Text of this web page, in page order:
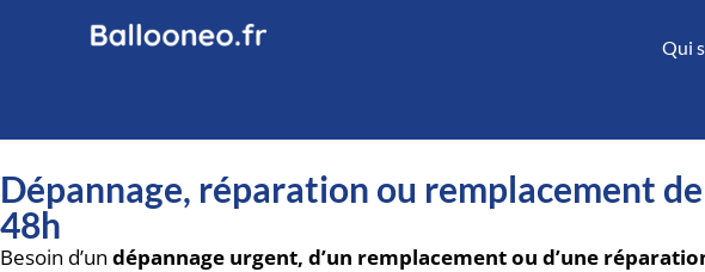
Qui
Dépannage, réparation ou remplacement
48h
Besoin d’un dépannage urgent, d’un remplacement ou d’une